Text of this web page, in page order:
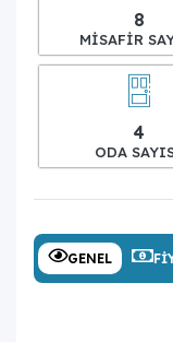
8
MISAFIR
4
ODA
GENEL